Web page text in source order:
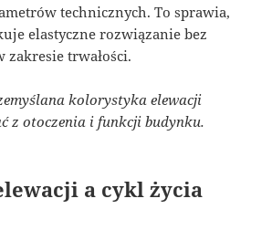
technicznych. To sprawia,
elastyczne rozwiązanie bez
trwałości.
kolorystyka elewacji
z otoczenia i funkcji budynku.
a cykl życia